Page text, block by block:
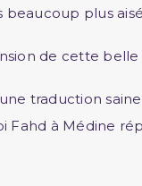
plus
de cette
traduction
à Médine